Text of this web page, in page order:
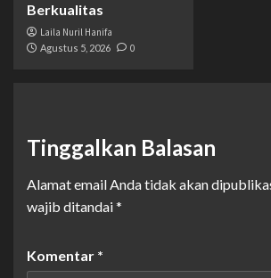
Berkualitas
Laila Nuril Hanifa
Agustus 5, 2026 0
Tinggalkan Balasan
Alamat email Anda tidak akan
wajib ditandai*
Komentar *